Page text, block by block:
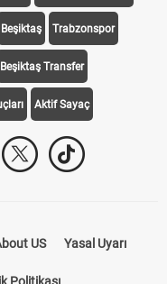
Beşiktaş Trabzonspor
Beşiktaş Transfer
Aktif Sayaç
US Yasal Uyarı
Politikası